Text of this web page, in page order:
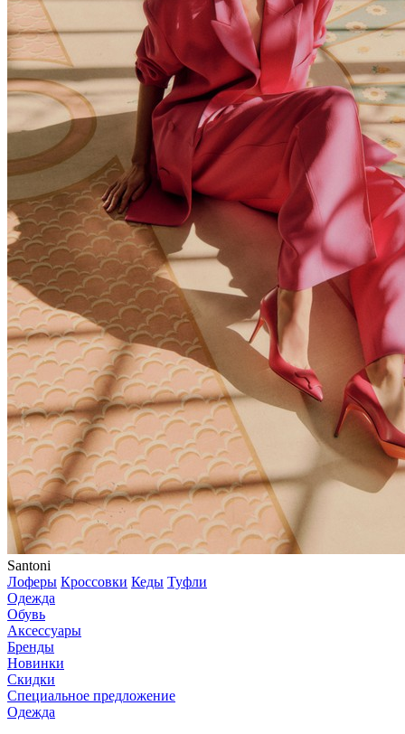
Santoni
Лоферы Кроссовки Кеды Туфли
Одежда
Обувь
Аксессуары
Бренды
Новинки
Скидки
Специальное предложение
Одежда